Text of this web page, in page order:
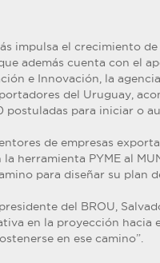
impulsa el crecimiento
además cuenta con el
e Innovación, la
del Uruguay,
postuladas para iniciar o
de empresas
herramienta PYME al
para diseñar su plan
del BROU,
en la proyección hacia
en ese camino”.